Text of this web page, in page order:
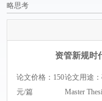
略思考
资管新规时
论文价格：150
元/篇
论文用途
Master